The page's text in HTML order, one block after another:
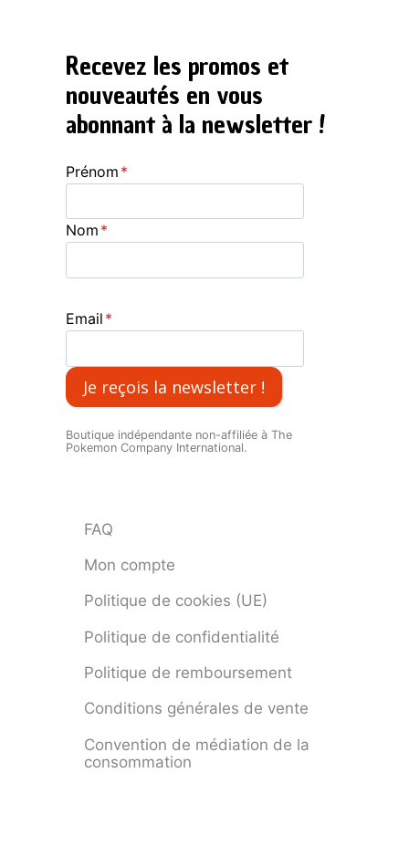
Recevez les promos et
nouveautés en vous
abonnant à la newsletter !
Prénom *
Nom *
Email *
Je reçois la newsletter !
Boutique indépendante non-affiliée à The
Pokemon Company International.
FAQ
Mon compte
Politique de cookies (UE)
Politique de confidentialité
Politique de remboursement
Conditions générales de vente
Convention de médiation de la
consommation